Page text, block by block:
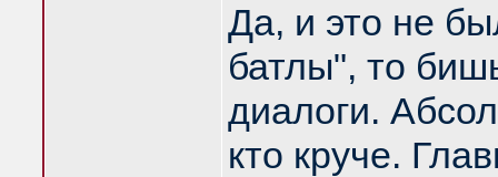
Да, и это не
батлы", то
диалоги.
кто круче.